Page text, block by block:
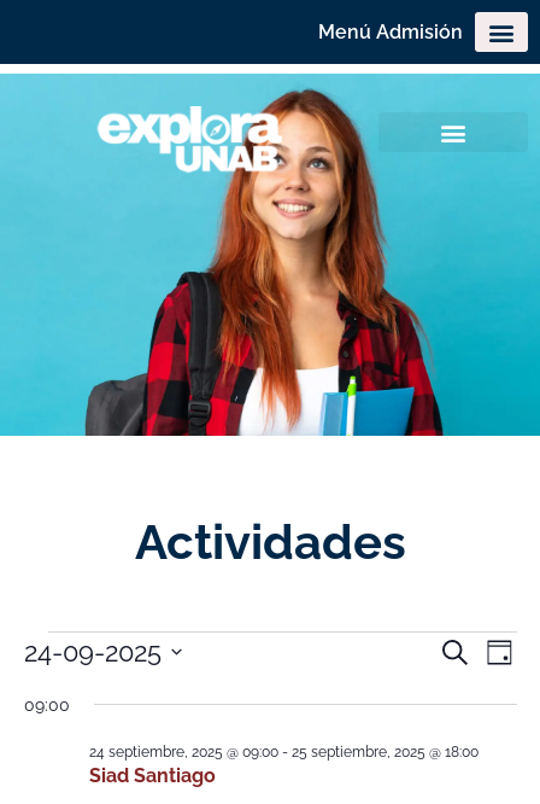
Menú Admisión
Actividades
de
Buscar
de
Día
24-09-2025
la
fecha.
09:00
Siad Santiago
24 septiembre, 2025 @ 09:00- 25 septiembre, 2025 @ 18:00